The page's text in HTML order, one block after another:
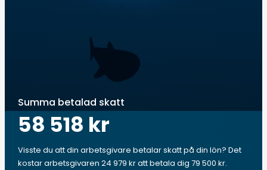
Summa betalad skatt
58 518 kr
Visste du att din arbetsgivare betalar skatt på din lön? Det
kostar arbetsgivaren 24 979 kr att betala dig 79 500 kr.